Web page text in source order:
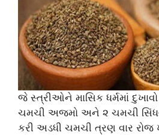
જે સ્ત્રીઓને માસિક ધર્મમાં
ચમચી અજમો અને ૨ ચમચી
કરી અડધી ચમચી ત્રણ વાર